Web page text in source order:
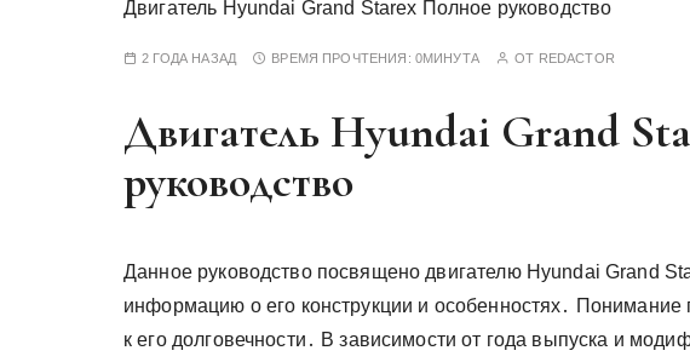
Двигатель Hyundai Grand Starex Полное руководство
2 ГОДА НАЗАД ВРЕМЯ ПРОЧТЕНИЯ: 0МИНУТА ОТ REDACTOR
Двигатель Hyundai Grand
руководство
Данное руководство посвящено двигателю Hyundai Grand
информацию о его конструкции и особенностях․
к его долговечности․ В зависимости от года выпуска и